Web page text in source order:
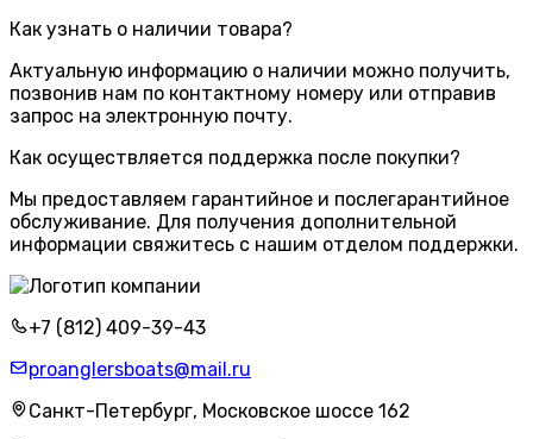
Как узнать о наличии товара?
Актуальную информацию о наличии можно получить,
позвонив нам по контактному номеру или отправив
запрос на электронную почту.
Как осуществляется поддержка после покупки?
Мы предоставляем гарантийное и послегарантийное
обслуживание. Для получения дополнительной
информации свяжитесь с нашим отделом поддержки.
+7 (812) 409-39-43
proanglersboats@mail.ru
Санкт-Петербург, Московское шоссе 162